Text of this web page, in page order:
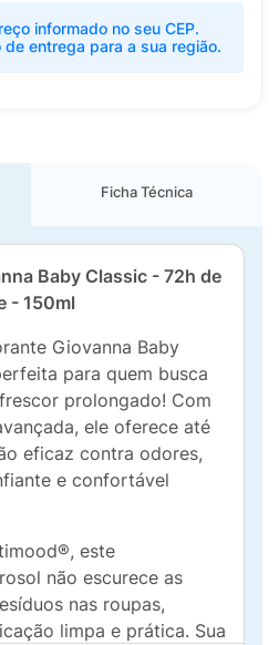
informado no seu CEP.
entrega para a sua região.
Ficha Técnica
Baby Classic - 72h de
- 150ml
Giovanna Baby
para quem busca
prolongado! Com
ele oferece até
eficaz contra odores,
e confortável
este
não escurece as
nas roupas,
limpa e prática. Sua